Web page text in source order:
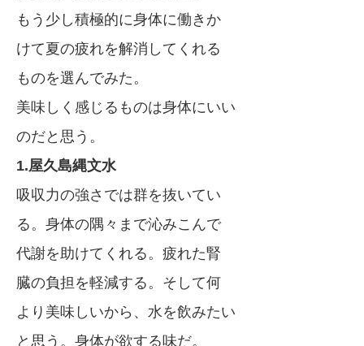
もう少し積極的に身体に働きか
けて夏の疲れを解消してくれる
ものを選んでみた。
美味しく感じるものは身体にいい
のだと思う。
1.屋久島縄文水
吸収力の強さでは群を抜いてい
る。身体の隅々まで沁みこんで
代謝を助けてくれる。疲れた腎
臓の負担を軽減する。そして何
より美味しいから、水を飲みたい
と思う。身体が欲する味だ。